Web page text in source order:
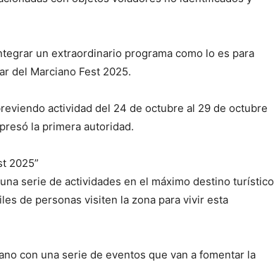
un extraordinario programa como lo es para
del Marciano Fest 2025.
actividad del 24 de octubre al 29 de octubre
la primera autoridad.
2025”
serie de actividades en el máximo destino turístico
de personas visiten la zona para vivir esta
con una serie de eventos que van a fomentar la